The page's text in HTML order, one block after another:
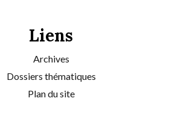
Liens
Archives
Dossiers thématiques
Plan du site